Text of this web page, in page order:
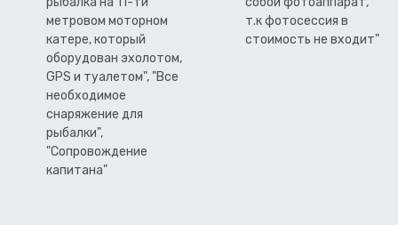
метровом моторном
катере, который
оборудован эхолотом,
GPS и туалетом", "Все
необходимое
снаряжение для
рыбалки",
"Сопровождение
капитана"
т.к фотосессия в
стоимость не входит"